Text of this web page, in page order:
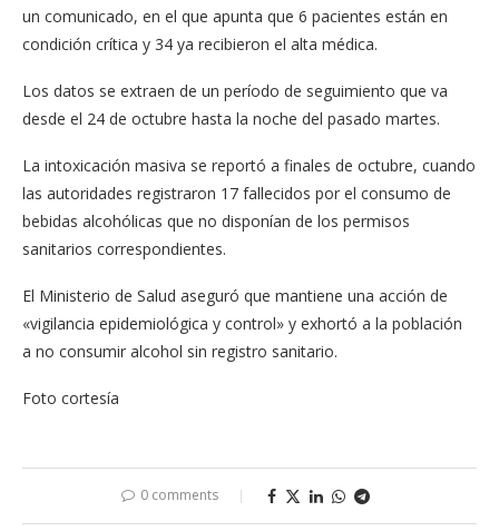
un comunicado, en el que apunta que 6 pacientes están en
condición crítica y 34 ya recibieron el alta médica.
Los datos se extraen de un período de seguimiento que va
desde el 24 de octubre hasta la noche del pasado martes.
La intoxicación masiva se reportó a finales de octubre, cuando
las autoridades registraron 17 fallecidos por el consumo de
bebidas alcohólicas que no disponían de los permisos
sanitarios correspondientes.
El Ministerio de Salud aseguró que mantiene una acción de
«vigilancia epidemiológica y control» y exhortó a la población
a no consumir alcohol sin registro sanitario.
Foto cortesía
0 comments